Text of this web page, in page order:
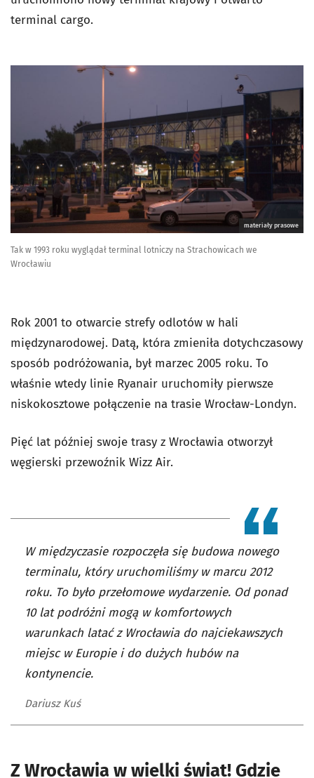
terminal cargo.
materiały prasowe
Tak w 1993 roku wyglądał terminal lotniczy na Strachowicach we
Wrocławiu
Rok 2001 to otwarcie strefy odlotów w hali
międzynarodowej. Datą, która zmieniła dotychczasowy
sposób podróżowania, był marzec 2005 roku. To
właśnie wtedy linie Ryanair uruchomiły pierwsze
niskokosztowe połączenie na trasie Wrocław-Londyn.
Pięć lat później swoje trasy z Wrocławia otworzył
węgierski przewoźnik Wizz Air.
W międzyczasie rozpoczęła się budowa nowego
terminalu, który uruchomiliśmy w marcu 2012
roku. To było przełomowe wydarzenie. Od ponad
10 lat podróżni mogą w komfortowych
warunkach latać z Wrocławia do najciekawszych
miejsc w Europie i do dużych hubów na
kontynencie.
Dariusz Kuś
Z Wrocławia w wielki świat! Gdzie